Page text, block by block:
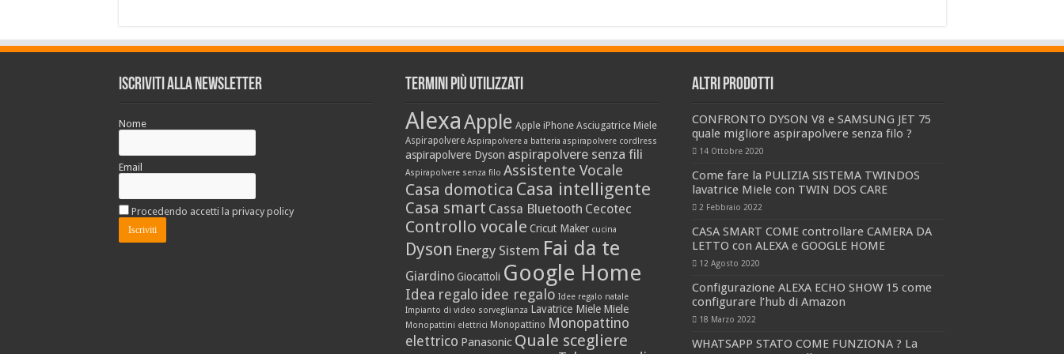
Iscriviti alla Newsletter
Nome
Email
Procedendo accetti la privacy policy
Termini più utilizzati
AlexaApple Apple iPhone Asciugatrice Miele
Aspirapolvere Aspirapolvere a batteria aspirapolvere cordlress
aspirapolvere Dyson aspirapolvere senza fili
Aspirapolvere senza filo Assistente Vocale
Casa domotica Casa intelligente
Casa smart Cassa Bluetooth Cecotec
Controllo vocale Cricut Maker cucina
Dyson Energy Sistem Fai da te
Giardino Giocattoli Google Home
Idea regalo idee regalo Idee regalo natale
Impianto di video sorveglianza Lavatrice Miele Miele
Monopattini elettrici Monopattino Monopattino
elettrico Panasonic Quale scegliere
Altri prodotti
CONFRONTO DYSON V8 e SAMSUNG JET 75
quale migliore aspirapolvere senza filo ?
14 Ottobre 2020
Come fare la PULIZIA SISTEMA TWINDOS
lavatrice Miele con TWIN DOS CARE
2 Febbraio 2022
CASA SMART COME controllare CAMERA DA
LETTO con ALEXA e GOOGLE HOME
12 Agosto 2020
Configurazione ALEXA ECHO SHOW 15 come
configurare l’hub di Amazon
18 Marzo 2022
WHATSAPP STATO COME FUNZIONA ? La